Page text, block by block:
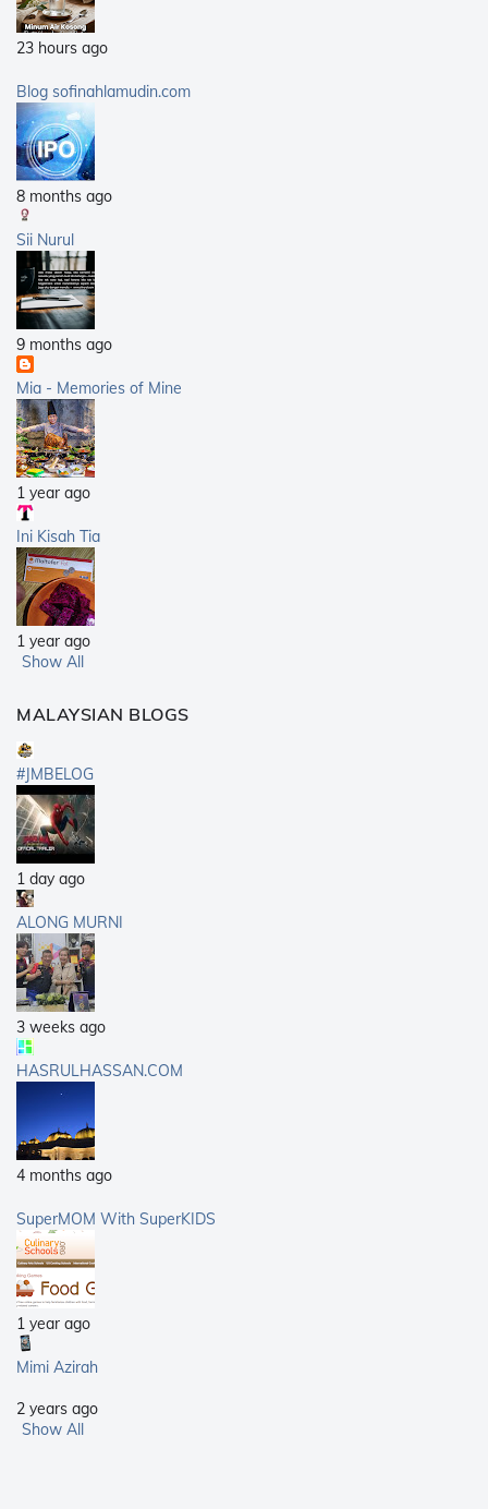
2010
2009
2008
2007
23 hours ago
Blog sofinahlamudin.com
8 months ago
Sii Nurul
9 months ago
Mia - Memories of Mine
1 year ago
Ini Kisah Tia
1 year ago
Show All
MALAYSIAN BLOGS
#JMBELOG
1 day ago
ALONG MURNI
3 weeks ago
HASRULHASSAN.COM
4 months ago
SuperMOM With SuperKIDS
1 year ago
Mimi Azirah
2 years ago
Show All